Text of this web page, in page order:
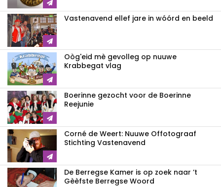
Vastenavend ellef jare in wóórd en beeld
Oòg'eid mè gevolleg op nuuwe
Krabbegat vlag
Boerinne gezocht voor de Boerinne
Reejunie
Corné de Weert: Nuuwe Offotograaf
Stichting Vastenavend
De Berregse Kamer is op zoek naar ’t
Gèèfste Berregse Woord